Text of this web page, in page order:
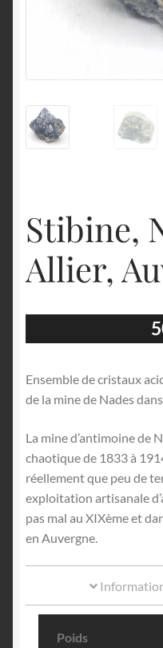
Stibine,
Allier,
Ensemble de cristaux
de la mine de Nades
La mine d’antimoine de
chaotique de 1833 à
réellement que peu de
exploitation artisanale
pas mal au XIXème et
en Auvergne.
Poids